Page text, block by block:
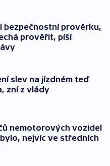
bezpečnostní prověrku,
prověřit, píší
slev na jízdném teď
zní z vlády
nemotorových vozidel
nejvíc ve středních